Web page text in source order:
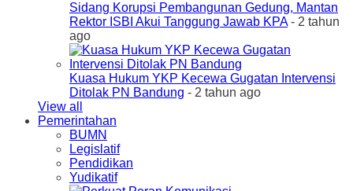
Sidang Korupsi Pembangunan Gedung, Mantan
Rektor ISBI Akui Tanggung Jawab KPA- 2 tahun
ago
Kuasa Hukum YKP Kecewa Gugatan Intervensi
Ditolak PN Bandung - 2 tahun ago
View all
Pemerintahan
BUMN
Legislatif
Pendidikan
Yudikatif